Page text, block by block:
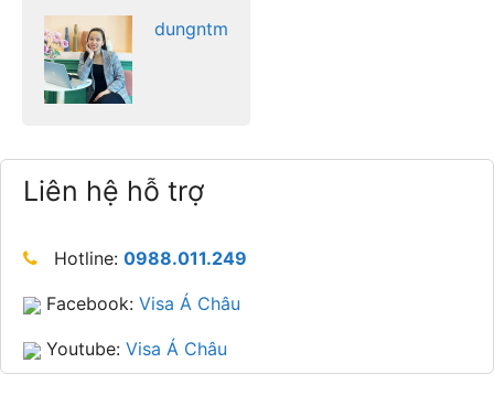
dungntm
Liên hệ hỗ trợ
Hotline: 0988.011.249
Facebook: Visa Á Châu
Youtube: Visa Á Châu